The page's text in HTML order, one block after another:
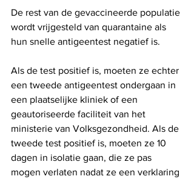
De rest van de gevaccineerde populatie
wordt vrijgesteld van quarantaine als
hun snelle antigeentest negatief is.
Als de test positief is, moeten ze echter
een tweede antigeentest ondergaan in
een plaatselijke kliniek of een
geautoriseerde faciliteit van het
ministerie van Volksgezondheid. Als de
tweede test positief is, moeten ze 10
dagen in isolatie gaan, die ze pas
mogen verlaten nadat ze een verklaring